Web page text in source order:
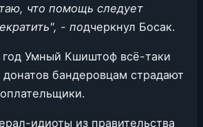
что помощь следует
- подчеркнул Босак.
год Умный Кшиштоф всё-таки
донатов бандеровцам страдают
идиоты из правительства